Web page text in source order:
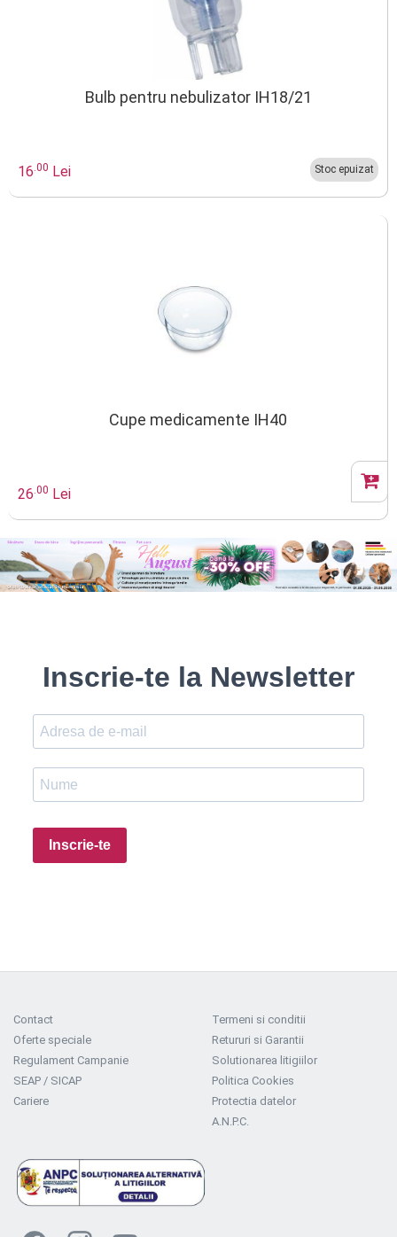
Bulb pentru nebulizator IH18/21
16 .00 Lei Stoc epuizat
Cupe medicamente IH40
26 .00 Lei
Inscrie-te la Newsletter
Inscrie-te
Contact
Oferte speciale
Regulament Campanie
SEAP / SICAP
Cariere
Termeni si conditii
Retururi si Garantii
Solutionarea litigiilor
Politica Cookies
Protectia datelor
A.N.P.C.